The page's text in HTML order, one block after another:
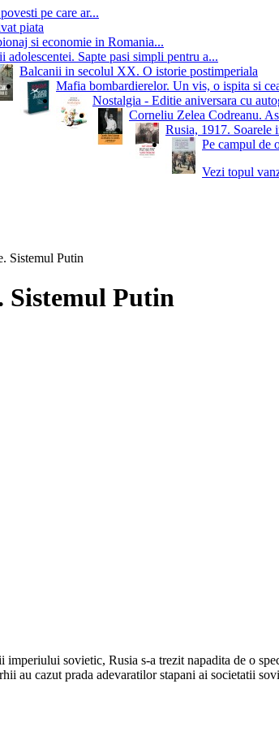
pe care ar...
piata
si economie in Romania...
adolescentei. Sapte pasi simpli pentru a...
Balcanii in secolul XX. O istorie postimperiala
Mafia bombardierelor. Un vis, o ispita si
Nostalgia - Editie aniversara cu
Corneliu Zelea Codreanu.
Rusia, 1917. Soarele
Pe campul de
Vezi topul
Sistemul Putin
Putin
sovietic, Rusia s-a trezit napadita de o
au cazut prada adevaratilor stapani ai societatii